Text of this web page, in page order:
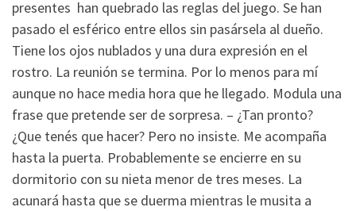
presentes han quebrado las reglas del juego. Se han
pasado el esférico entre ellos sin pasársela al dueño.
Tiene los ojos nublados y una dura expresión en el
rostro. La reunión se termina. Por lo menos para mí
aunque no hace media hora que he llegado. Modula una
frase que pretende ser de sorpresa. – ¿Tan pronto?
¿Que tenés que hacer? Pero no insiste. Me acompaña
hasta la puerta. Probablemente se encierre en su
dormitorio con su nieta menor de tres meses. La
acunará hasta que se duerma mientras le musita a